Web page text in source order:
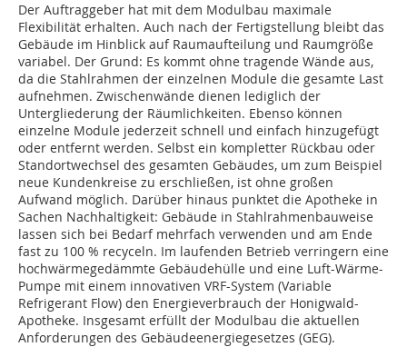
Der Auftraggeber hat mit dem Modulbau maximale
Flexibilität erhalten. Auch nach der Fertigstellung bleibt das
Gebäude im Hinblick auf Raumaufteilung und Raumgröße
variabel. Der Grund: Es kommt ohne tragende Wände aus,
da die Stahlrahmen der einzelnen Module die gesamte Last
aufnehmen. Zwischenwände dienen lediglich der
Untergliederung der Räumlichkeiten. Ebenso können
einzelne Module jederzeit schnell und einfach hinzugefügt
oder entfernt werden. Selbst ein kompletter Rückbau oder
Standortwechsel des gesamten Gebäudes, um zum Beispiel
neue Kundenkreise zu erschließen, ist ohne großen
Aufwand möglich. Darüber hinaus punktet die Apotheke in
Sachen Nachhaltigkeit: Gebäude in Stahlrahmenbauweise
lassen sich bei Bedarf mehrfach verwenden und am Ende
fast zu 100 % recyceln. Im laufenden Betrieb verringern eine
hochwärmegedämmte Gebäudehülle und eine Luft-Wärme-
Pumpe mit einem innovativen VRF-System (Variable
Refrigerant Flow) den Energieverbrauch der Honigwald-
Apotheke. Insgesamt erfüllt der Modulbau die aktuellen
Anforderungen des Gebäudeenergiegesetzes (GEG).